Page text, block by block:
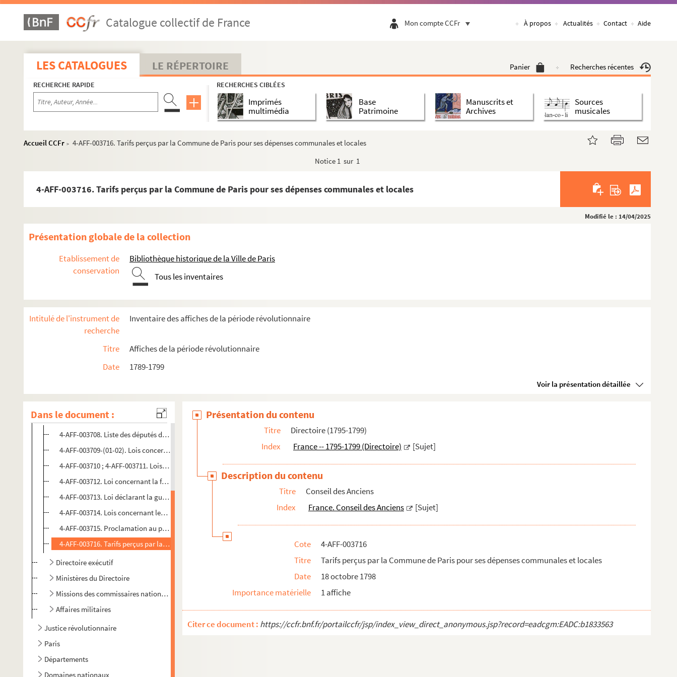
Catalogue collectif de France Mon compte CCFr À propos Actualités Contact Aide
LES CATALOGUES LE RÉPERTOIRE Panier Recherches récentes
RECHERCHE RAPIDE RECHERCHES CIBLÉES
Imprimés
multimédia
Base
Patrimoine
Manuscrits et
Archives
Sources
musicales
Accueil CCFr > 4-AFF-003716. Tarifs perçus par la Commune de Paris pour ses dépenses communales et locales
Notice 1 sur 1
4-AFF-003716. Tarifs perçus par la Commune de Paris pour ses dépenses communales et locales
Modifié le : 14/04/2025
Présentation globale de la collection
Etablissement de
conservation
Bibliothèque historique de la Ville de Paris
Tous les inventaires
Intitulé de l'instrument de
recherche
Inventaire des affiches de la période révolutionnaire
Titre
Affiches de la période révolutionnaire
Date
1789-1799
Voir la présentation détaillée
Dans le document :
Actes de la monarchie
Assemblées nationales constituante et législative (1789-1792)
Directoire (1795-1799)
Conseil des Anciens
4-AFF-003708. Liste des députés de la Convention nationale siégeant au Conseil des Anciens
4-AFF-003709-(01-02). Lois concernant la création de mandats territoriaux
4-AFF-003710 ; 4-AFF-003711. Lois concernant la contribution foncière
4-AFF-003712. Loi concernant la fête de la souveraineté du peuple
4-AFF-003713. Loi déclarant la guerre aux rois des Deux-Siciles et de Sardaigne
4-AFF-003714. Lois concernant les honneurs et récompenses décernés aux armées et fonctionnaires
4-AFF-003715. Proclamation au peuple français concernant l'état de la République
4-AFF-003716. Tarifs perçus par la Commune de Paris pour ses dépenses communales et locales
Directoire exécutif
Ministères du Directoire
Missions des commissaires nationaux
Affaires militaires
Justice révolutionnaire
Paris
Départements
Domaines nationaux
Présentation du contenu
Titre
Directoire (1795-1799)
Index
France -- 1795-1799 (Directoire) [Sujet]
Description du contenu
Titre
Conseil des Anciens
Index
France. Conseil des Anciens [Sujet]
Cote
4-AFF-003716
Titre
Tarifs perçus par la Commune de Paris pour ses dépenses communales et locales
Date
18 octobre 1798
Importance matérielle
1 affiche
Citer ce document : https://ccfr.bnf.fr/portailccfr/jsp/index_view_direct_anonymous.jsp?record=eadcgm:EADC:b1833563